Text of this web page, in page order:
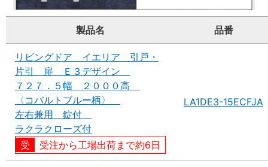
製品名 品番
リビングドア イエリア 引戸・
片引 扉 Ｅ３デザイン
７２７．５幅 ２０００高
〈コバルトブルー柄〉
左右兼用 錠付
ラクラクローズ付
受注から工場出荷まで約6日
LA1DE3-15ECFJA